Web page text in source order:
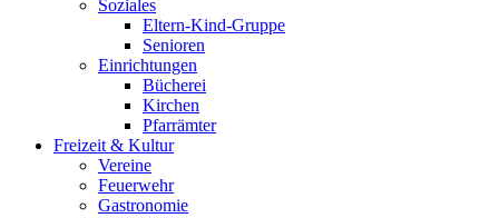
Soziales
Eltern-Kind-Gruppe
Senioren
Einrichtungen
Bücherei
Kirchen
Pfarrämter
Freizeit & Kultur
Vereine
Feuerwehr
Gastronomie